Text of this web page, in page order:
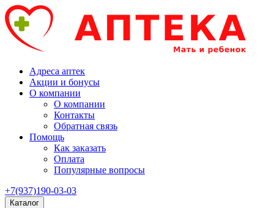
Адреса аптек
Акции и бонусы
О компании
О компании
Контакты
Обратная связь
Помощь
Как заказать
Оплата
Популярные вопросы
+7(937)190-03-03
Каталог